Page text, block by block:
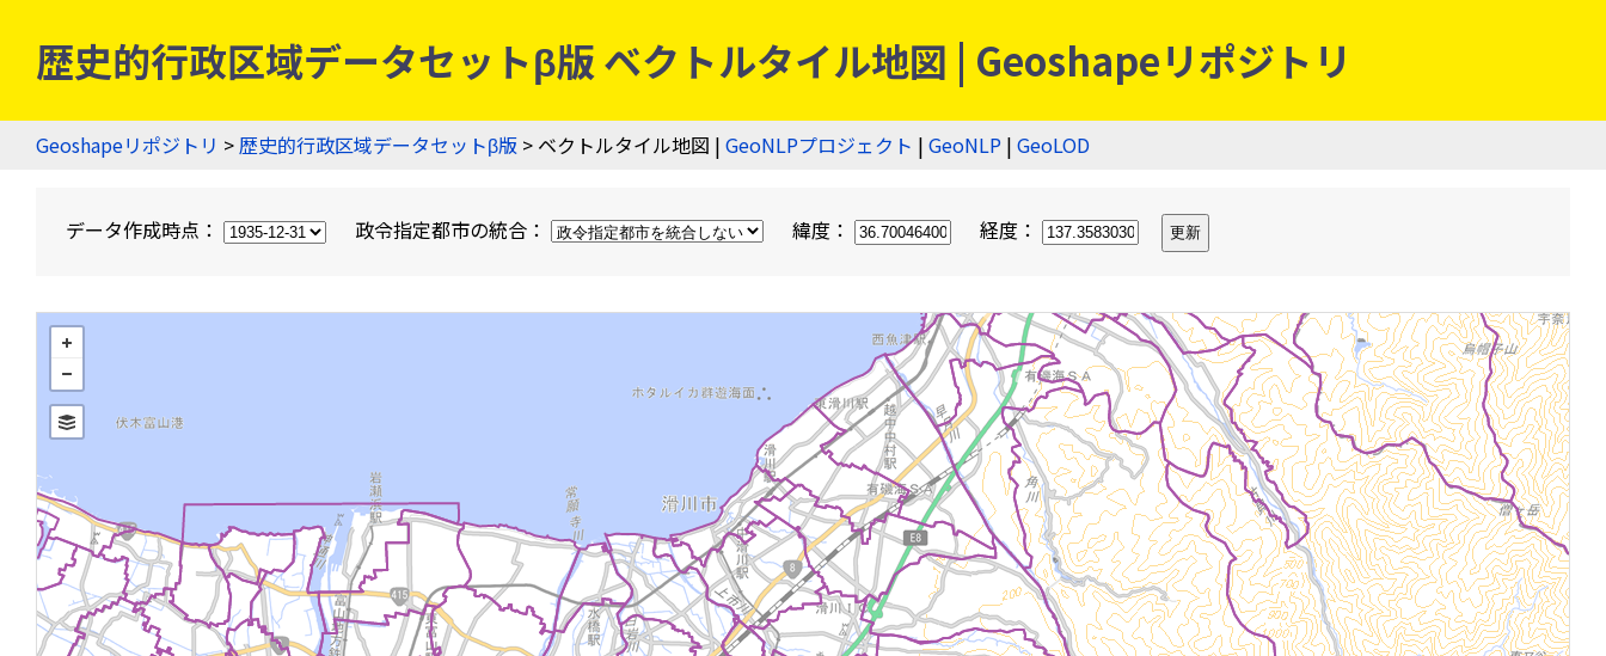
歴史的行政区域データセットβ版 ベクトルタイル地図 | Geoshapeリポジトリ
Geoshapeリポジトリ >歴史的行政区域データセットβ版 > ベクトルタイル地図 | GeoNLPプロジェクト | GeoNLP | GeoLOD
データ作成時点： 政令指定都市の統合： 緯度： 経度：